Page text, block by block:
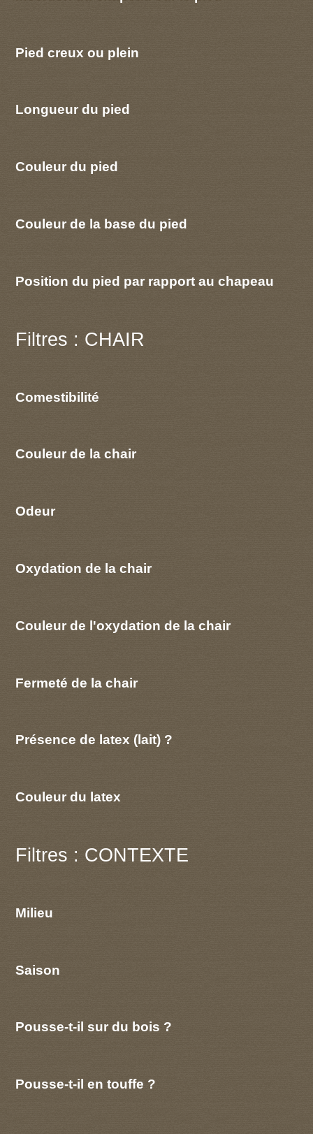
Pied creux ou plein
Longueur du pied
Couleur du pied
Couleur de la base du pied
Position du pied par rapport au chapeau
Filtres : CHAIR
Comestibilité
Couleur de la chair
Odeur
Oxydation de la chair
Couleur de l'oxydation de la chair
Fermeté de la chair
Présence de latex (lait) ?
Couleur du latex
Filtres : CONTEXTE
Milieu
Saison
Pousse-t-il sur du bois ?
Pousse-t-il en touffe ?